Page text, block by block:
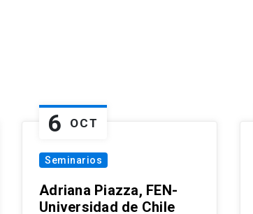
6 OCT
Seminarios
Adriana Piazza, FEN-
Universidad de Chile